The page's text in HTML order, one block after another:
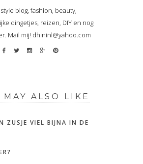
blog, fashion, beauty,
dingetjes, reizen, DIY en nog
Mail mij! dhininl@yahoo.com
MAY ALSO LIKE
ZUSJE VIEL BIJNA IN DE